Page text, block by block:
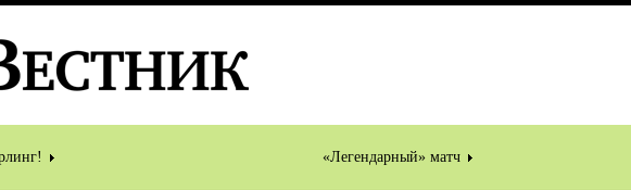
«Легендарный» матч